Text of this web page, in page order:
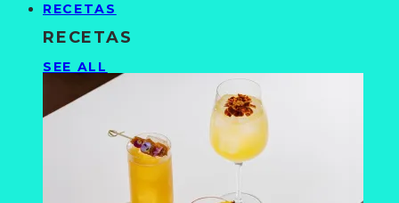
RECETAS
RECETAS
SEE ALL